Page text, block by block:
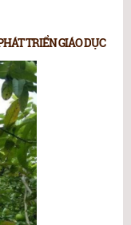
TRIỂN GIÁO DỤC